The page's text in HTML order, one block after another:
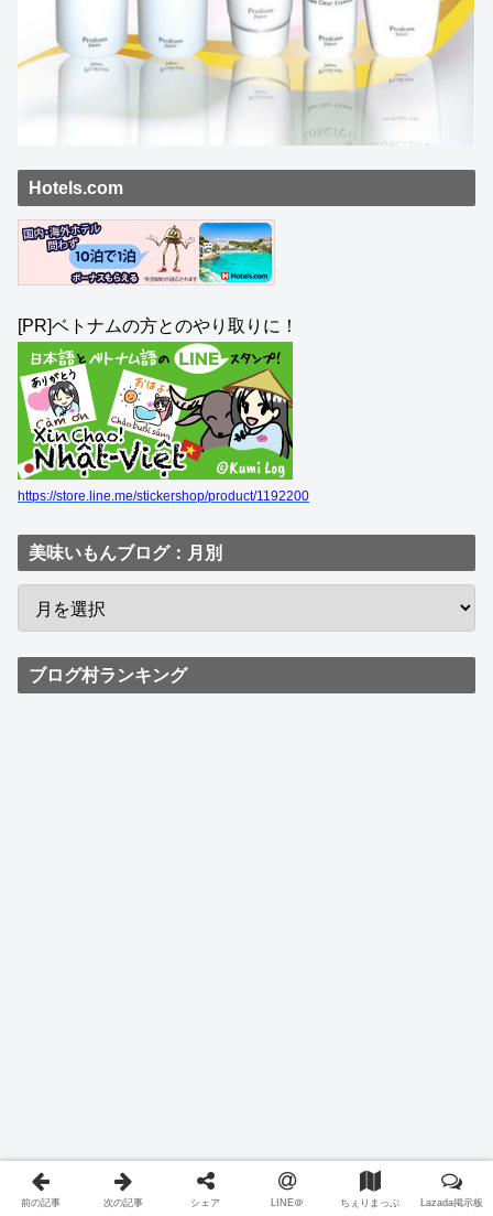
Hotels.com
[PR]ベトナムの方とのやり取りに！
https://store.line.me/stickershop/product/1192200
美味いもんブログ：月別
ブログ村ランキング
前の記事 次の記事 シェア LINE＠ ちぇりまっぷ Lazada掲示板